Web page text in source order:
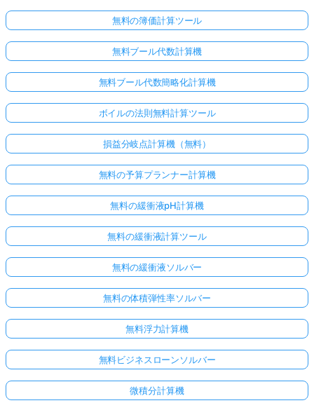
無料の簿価計算ツール
無料ブール代数計算機
無料ブール代数簡略化計算機
ボイルの法則無料計算ツール
損益分岐点計算機（無料）
無料の予算プランナー計算機
無料の緩衝液pH計算機
無料の緩衝液計算ツール
無料の緩衝液ソルバー
無料の体積弾性率ソルバー
無料浮力計算機
無料ビジネスローンソルバー
微積分計算機